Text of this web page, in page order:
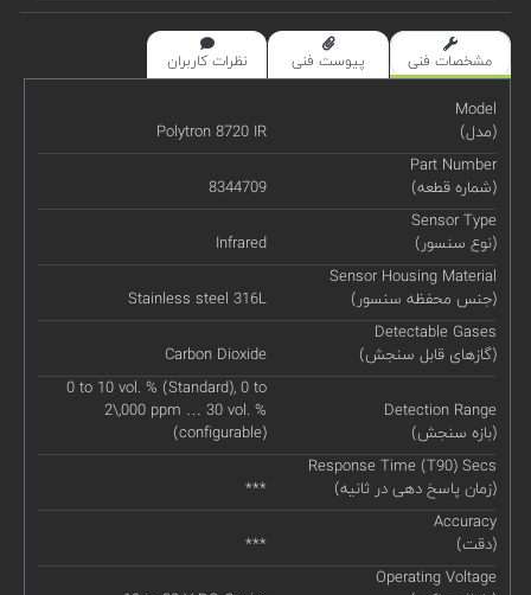
مشخصات فنی پیوست فنی نظرات کاربران
Model
(مدل)
Polytron 8720 IR
Part Number
(شماره قطعه)
8344709
Sensor Type
(نوع سنسور)
Infrared
Sensor Housing Material
(جنس محفظه سنسور)
Stainless steel 316L
Detectable Gases
(گازهای قابل سنجش)
Carbon Dioxide
Detection Range
(بازه سنجش)
0 to 10 vol. % (Standard), 0 to
2\,000 ppm … 30 vol. %
(configurable)
Response Time (T90) Secs
(زمان پاسخ دهی در ثانیه)
***
Accuracy
(دقت)
***
Operating Voltage